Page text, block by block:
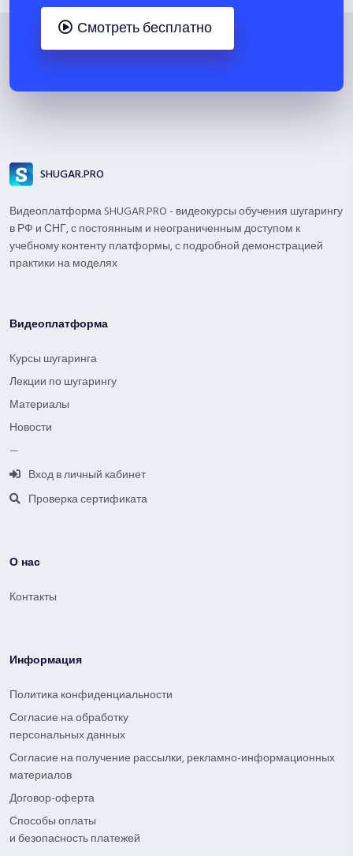
Смотреть бесплатно
SHUGAR.PRO
Видеоплатформа SHUGAR.PRO - видеокурсы обучения шугарингу
в РФ и СНГ, с постоянным и неограниченным доступом к
учебному контенту платформы, с подробной демонстрацией
практики на моделях
Видеоплатформа
Курсы шугаринга
Лекции по шугарингу
Материалы
Новости
—
Вход в личный кабинет
Проверка сертификата
О нас
Контакты
Информация
Политика конфиденциальности
Согласие на обработку
персональных данных
Согласие на получение рассылки, рекламно-информационных
материалов
Договор-оферта
Способы оплаты
и безопасность платежей